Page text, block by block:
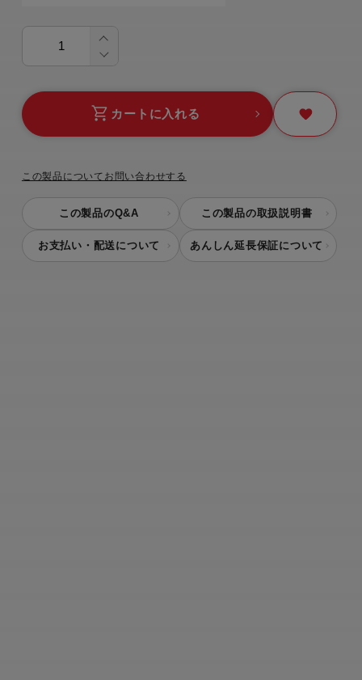
カートに入れる
この製品についてお問い合わせする
この製品のQ&A この製品の取扱説明書
お支払い・配送について あんしん延長保証について